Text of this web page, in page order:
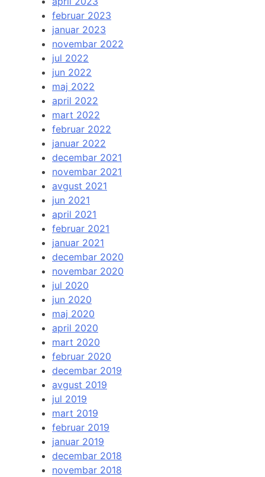
februar 2023
januar 2023
novembar 2022
jul 2022
jun 2022
maj 2022
april 2022
mart 2022
februar 2022
januar 2022
decembar 2021
novembar 2021
avgust 2021
jun 2021
april 2021
februar 2021
januar 2021
decembar 2020
novembar 2020
jul 2020
jun 2020
maj 2020
april 2020
mart 2020
februar 2020
decembar 2019
avgust 2019
jul 2019
mart 2019
februar 2019
januar 2019
decembar 2018
novembar 2018